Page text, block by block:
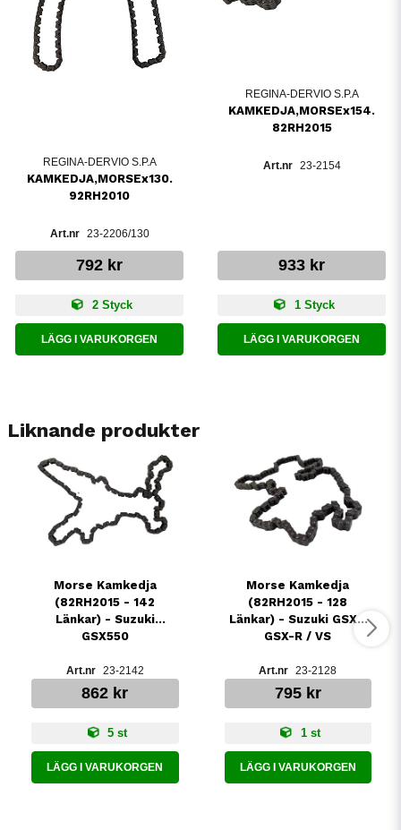
REGINA-DERVIO S.P.A
KAMKEDJA,MORSEx130.
92RH2010
23-2206/130
792 kr
2 Styck
LÄGG I VARUKORGEN
REGINA-DERVIO S.P.A
KAMKEDJA,MORSEx154.
82RH2015
23-2154
933 kr
1 Styck
LÄGG I VARUKORGEN
Liknande produkter
Morse Kamkedja
(82RH2015 - 142
Länkar) - Suzuki
GSX550
23-2142
862 kr
5 st
LÄGG I VARUKORGEN
Morse Kamkedja
(82RH2015 - 128
Länkar) - Suzuki GSX /
GSX-R / VS
23-2128
795 kr
1 st
LÄGG I VARUKORGEN